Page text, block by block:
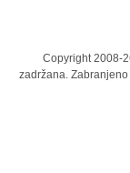
Copyright 2008-
zadržana.